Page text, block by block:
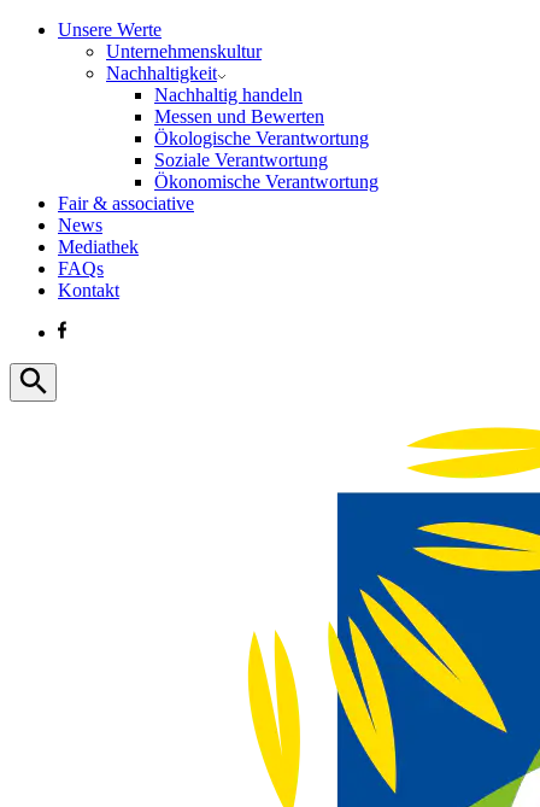
Unsere Werte
Unternehmenskultur
Nachhaltigkeit
Nachhaltig handeln
Messen und Bewerten
Ökologische Verantwortung
Soziale Verantwortung
Ökonomische Verantwortung
Fair & associative
News
Mediathek
FAQs
Kontakt